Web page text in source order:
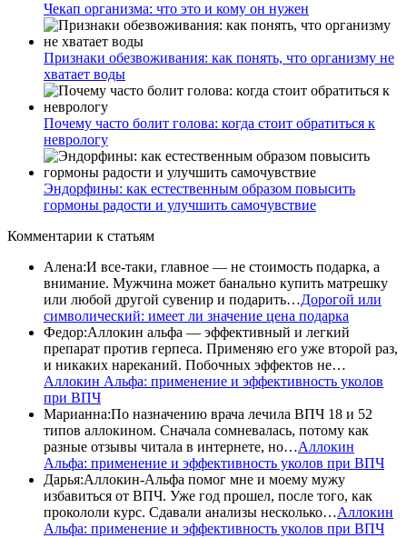
Чекап организма: что это и кому он нужен
Признаки обезвоживания: как понять, что организму не
хватает воды
Почему часто болит голова: когда стоит обратиться к
неврологу
Эндорфины: как естественным образом повысить
гормоны радости и улучшить самочувствие
Комментарии к статьям
Алена:И все-таки, главное — не стоимость подарка, а
внимание. Мужчина может банально купить матрешку
или любой другой сувенир и подарить…Дорогой или
символический: имеет ли значение цена подарка
Федор:Аллокин альфа — эффективный и легкий
препарат против герпеса. Применяю его уже второй раз,
и никаких нареканий. Побочных эффектов не…
Аллокин Альфа: применение и эффективность уколов
при ВПЧ
Марианна:По назначению врача лечила ВПЧ 18 и 52
типов аллокином. Сначала сомневалась, потому как
разные отзывы читала в интернете, но…Аллокин
Альфа: применение и эффективность уколов при ВПЧ
Дарья:Аллокин-Альфа помог мне и моему мужу
избавиться от ВПЧ. Уже год прошел, после того, как
прокололи курс. Сдавали анализы несколько…Аллокин
Альфа: применение и эффективность уколов при ВПЧ